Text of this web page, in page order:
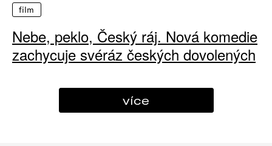
film
Nebe, peklo, Český ráj. Nová komedie
zachycuje svéráz českých dovolených
více